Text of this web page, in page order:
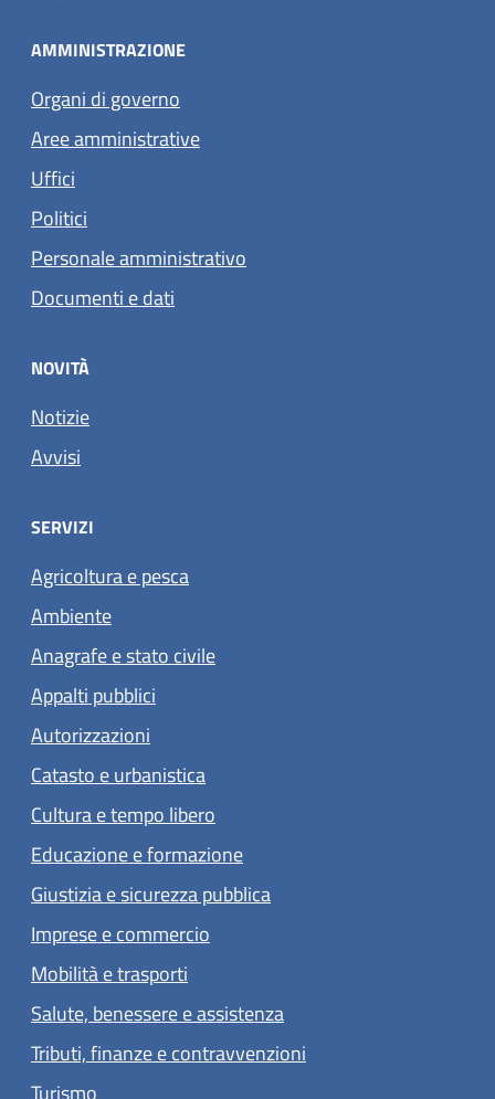
AMMINISTRAZIONE
Organi di governo
Aree amministrative
Uffici
Politici
Personale amministrativo
Documenti e dati
NOVITÀ
Notizie
Avvisi
SERVIZI
Agricoltura e pesca
Ambiente
Anagrafe e stato civile
Appalti pubblici
Autorizzazioni
Catasto e urbanistica
Cultura e tempo libero
Educazione e formazione
Giustizia e sicurezza pubblica
Imprese e commercio
Mobilità e trasporti
Salute, benessere e assistenza
Tributi, finanze e contravvenzioni
Turismo